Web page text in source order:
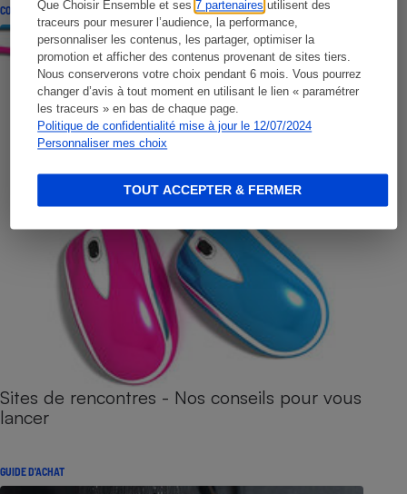
Que Choisir Ensemble et ses7 partenaires utilisent des
traceurs pour mesurer l’audience, la performance,
personnaliser les contenus, les partager, optimiser la
promotion et afficher des contenus provenant de sites tiers.
Nous conserverons votre choix pendant 6 mois. Vous pourrez
changer d’avis à tout moment en utilisant le lien « paramétrer
les traceurs » en bas de chaque page.
Politique de confidentialité mise à jour le 12/07/2024
Personnaliser mes choix
TOUT ACCEPTER & FERMER
CONSEILS
Sites de rencontres - Nos conseils pour vous
lancer
GUIDE D'ACHAT